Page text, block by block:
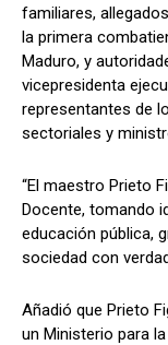
familiares,
la primera
Maduro, y
vicepresidenta
representantes de
sectoriales y
“El maestro Prieto
Docente, tomando
educación pública,
sociedad con
Añadió que Prieto
un Ministerio para